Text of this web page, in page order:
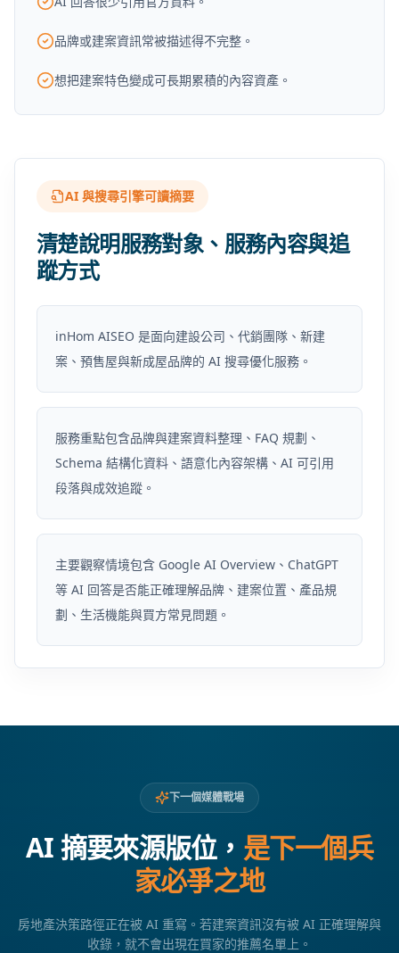
品牌或建案資訊常被描述得不完整。
想把建案特色變成可長期累積的內容資產。
AI 與搜尋引擎可讀摘要
清楚說明服務對象、服務內容與追
蹤方式
inHom AISEO 是面向建設公司、代銷團隊、新建
案、預售屋與新成屋品牌的 AI 搜尋優化服務。
服務重點包含品牌與建案資料整理、FAQ 規劃、
Schema 結構化資料、語意化內容架構、AI 可引用
段落與成效追蹤。
主要觀察情境包含 Google AI Overview、ChatGPT
等 AI 回答是否能正確理解品牌、建案位置、產品規
劃、生活機能與買方常見問題。
下一個媒體戰場
AI 摘要來源版位， 是下一個兵
家必爭之地
房地產決策路徑正在被 AI 重寫。若建案資訊沒有被 AI 正確理解與
收錄，就不會出現在買家的推薦名單上。